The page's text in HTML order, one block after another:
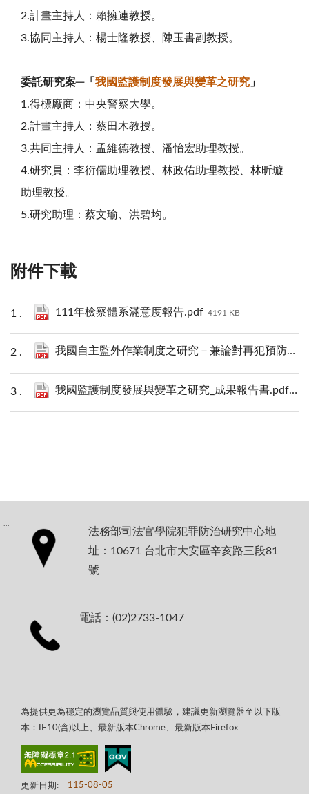
2.計畫主持人：賴擁連教授。
3.協同主持人：楊士隆教授、陳玉書副教授。
委託研究案─「 我國監護制度發展與變革之研究 」
1.得標廠商：中央警察大學。
2.計畫主持人：蔡田木教授。
3.共同主持人：孟維德教授、潘怡宏助理教授。
4.研究員：李衍儒助理教授、林政佑助理教授、林昕璇
助理教授。
5.研究助理：蔡文瑜、洪碧均。
附件下載
111年檢察體系滿意度報告.pdf 4191 KB
我國自主監外作業制度之研究－兼論對再犯預防機制之影響_成果報告書.pdf
我國監護制度發展與變革之研究_成果報告書.pdf
:::
法務部司法官學院犯罪防治研究中心地
址：10671 台北市大安區辛亥路三段81
號
電話：(02)2733-1047
為提供更為穩定的瀏覽品質與使用體驗，建議更新瀏覽器至以下版
本：IE10(含)以上、最新版本Chrome、最新版本Firefox
更新日期: 115-08-05